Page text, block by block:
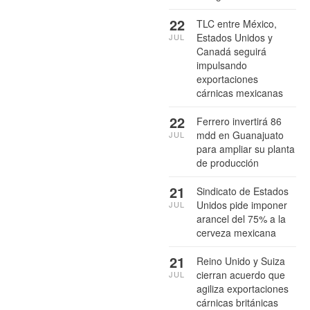
TLC entre México,
Estados Unidos y
Canadá seguirá
impulsando
exportaciones
cárnicas mexicanas
22
JUL
Ferrero invertirá 86
mdd en Guanajuato
para ampliar su planta
de producción
22
JUL
Sindicato de Estados
Unidos pide imponer
arancel del 75% a la
cerveza mexicana
21
JUL
Reino Unido y Suiza
cierran acuerdo que
agiliza exportaciones
cárnicas británicas
21
JUL